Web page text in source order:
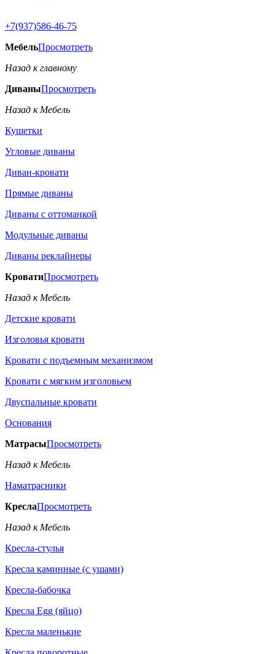
+7(937)586-46-75
МебельПросмотреть
Назад к главному
ДиваныПросмотреть
Назад к Мебель
Кушетки
Угловые диваны
Диван-кровати
Прямые диваны
Диваны с оттоманкой
Модульные диваны
Диваны реклайнеры
КроватиПросмотреть
Назад к Мебель
Детские кровати
Изголовья кровати
Кровати с подъемным механизмом
Кровати с мягким изголовьем
Двуспальные кровати
Основания
МатрасыПросмотреть
Назад к Мебель
Наматрасники
КреслаПросмотреть
Назад к Мебель
Кресла-стулья
Кресла каминные (с ушами)
Кресла-бабочка
Кресла Egg (яйцо)
Кресла маленькие